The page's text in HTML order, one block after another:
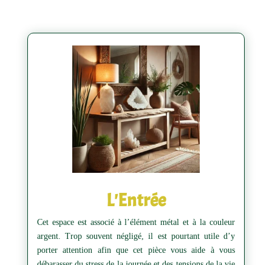
L'Entrée
Cet espace est associé à l’élément métal et à la couleur
argent. Trop souvent négligé, il est pourtant utile d’y
porter attention afin que cet pièce vous aide à vous